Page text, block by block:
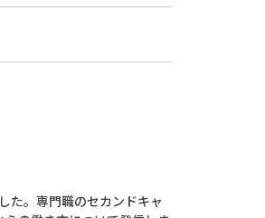
た。専門職のセカンドキャ